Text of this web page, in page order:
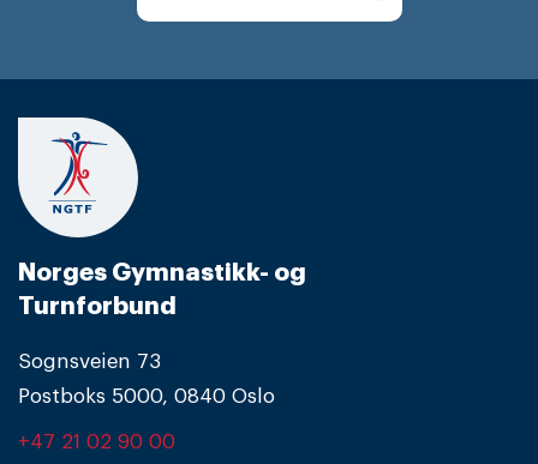
Norges Gymnastikk- og
Turnforbund
Sognsveien 73
Postboks 5000, 0840 Oslo
+47 21 02 90 00